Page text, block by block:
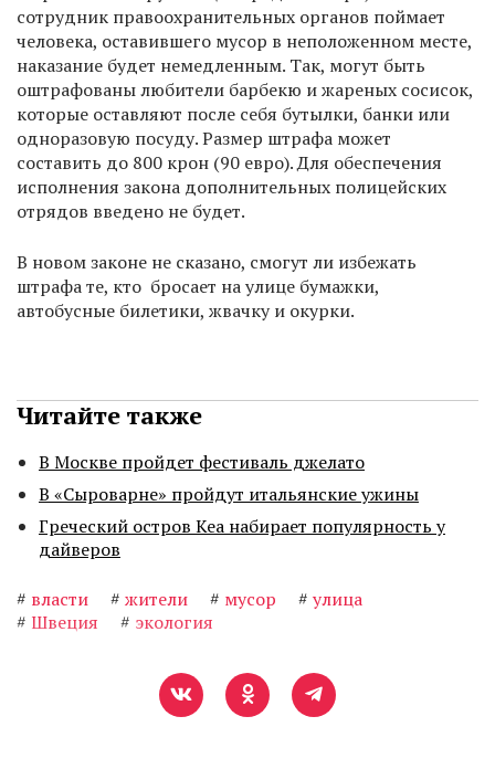
сотрудник правоохранительных органов поймает
человека, оставившего мусор в неположенном месте,
наказание будет немедленным. Так, могут быть
оштрафованы любители барбекю и жареных сосисок,
которые оставляют после себя бутылки, банки или
одноразовую посуду. Размер штрафа может
составить до 800 крон (90 евро). Для обеспечения
исполнения закона дополнительных полицейских
отрядов введено не будет.
В новом законе не сказано, смогут ли избежать
штрафа те, кто бросает на улице бумажки,
автобусные билетики, жвачку и окурки.
Читайте также
В Москве пройдет фестиваль джелато
В «Сыроварне» пройдут итальянские ужины
Греческий остров Кеа набирает популярность у
дайверов
# власти # жители # мусор # улица
# Швеция # экология